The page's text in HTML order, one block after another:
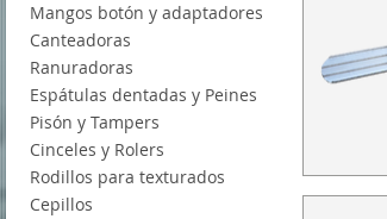
Mangos botón y adaptadores
Canteadoras
Ranuradoras
Espátulas dentadas y Peines
Pisón y Tampers
Cinceles y Rolers
Rodillos para texturados
Cepillos